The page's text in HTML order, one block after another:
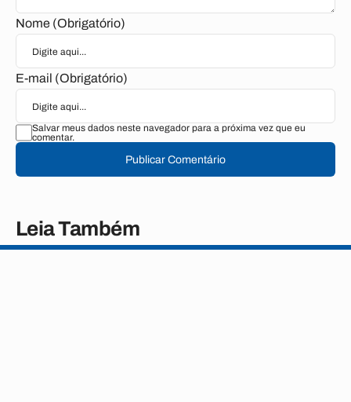
Nome (Obrigatório)
E-mail (Obrigatório)
Salvar meus dados neste navegador para a próxima vez que eu
comentar.
Publicar Comentário
Leia Também